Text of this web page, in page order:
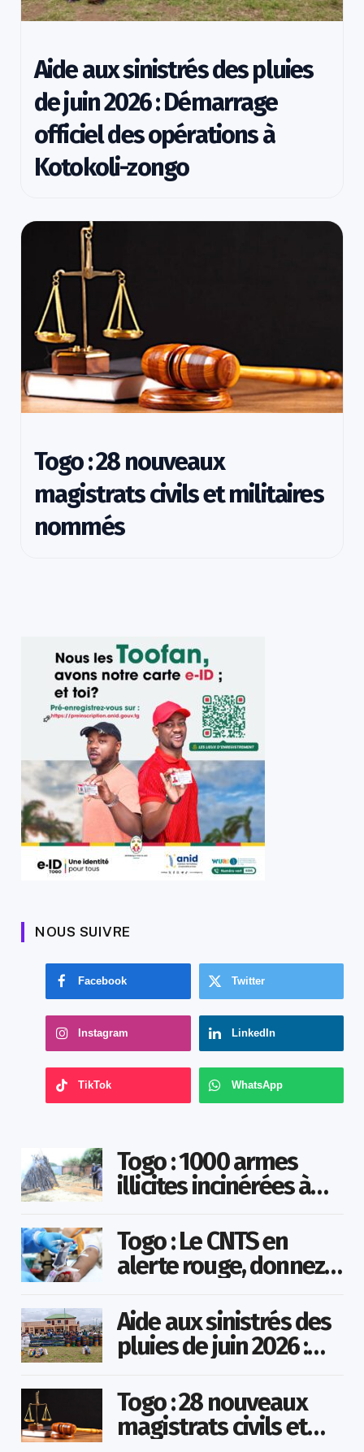
Aide aux sinistrés des pluies
de juin 2026 : Démarrage
officiel des opérations à
Kotokoli-zongo
Togo : 28 nouveaux
magistrats civils et militaires
nommés
NOUS SUIVRE
Facebook Twitter
Instagram LinkedIn
TikTok WhatsApp
Togo : 1000 armes
illicites incinérées à
Togo : Le CNTS en
alerte rouge, donnez
sauver des vies !
Aide aux sinistrés des
pluies de juin 2026 :
des opérations à
Kotokoli-zongo
Togo : 28 nouveaux
magistrats civils et